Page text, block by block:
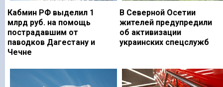
Кабмин РФ выделил 1
млрд руб. на помощь
пострадавшим от
паводков Дагестану и
Чечне
В Северной Осетии
жителей предупредили
об активизации
украинских спецслужб